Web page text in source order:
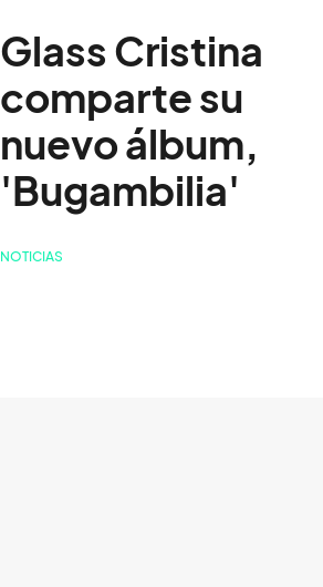
Glass Cristina
comparte su
nuevo álbum,
'Bugambilia'
NOTICIAS